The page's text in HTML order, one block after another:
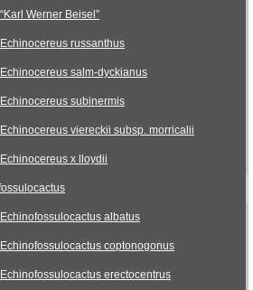
“Karl Werner Beisel”
Echinocereus russanthus
Echinocereus salm-dyckianus
Echinocereus subinermis
Echinocereus viereckii subsp. morricalii
Echinocereus x lloydii
Echinofossulocactus albatus
Echinofossulocactus coptonogonus
Echinofossulocactus erectocentrus